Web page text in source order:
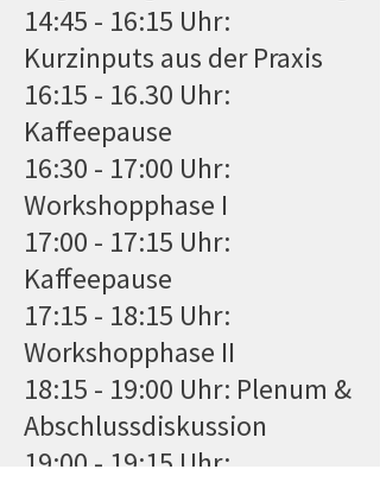
14:45 - 16:15 Uhr:
Kurzinputs aus der Praxis
16:15 - 16.30 Uhr:
Kaffeepause
16:30 - 17:00 Uhr:
Workshopphase I
17:00 - 17:15 Uhr:
Kaffeepause
17:15 - 18:15 Uhr:
Workshopphase II
18:15 - 19:00 Uhr: Plenum &
Abschlussdiskussion
19:00 - 19:15 Uhr: